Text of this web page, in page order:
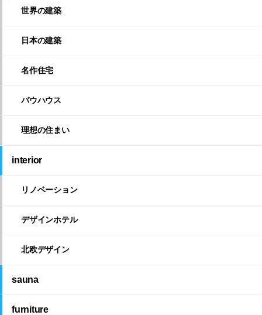
世界の建築
日本の建築
名作住宅
バウハウス
理想の住まい
interior
リノベーション
デザインホテル
北欧デザイン
sauna
furniture